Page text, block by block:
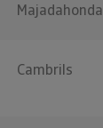
Majadahonda
Cambrils